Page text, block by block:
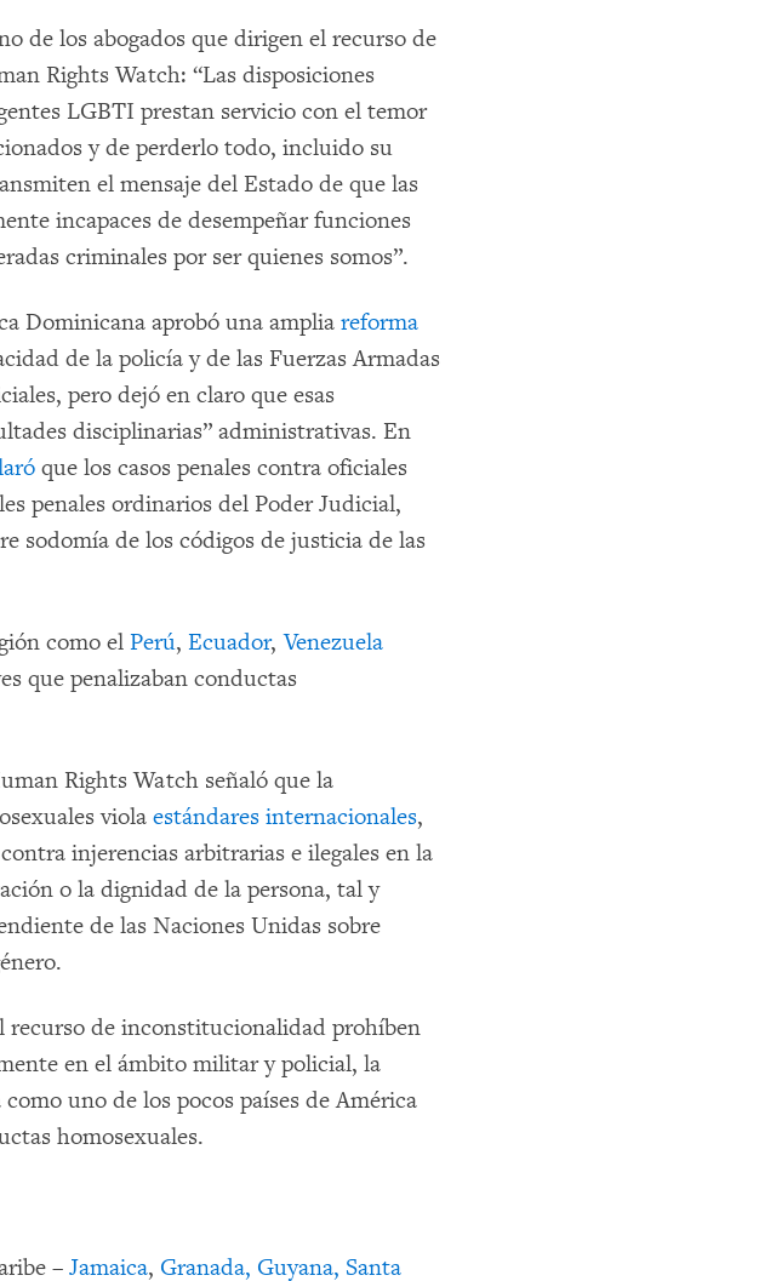
de los abogados que dirigen el recurso de
Rights Watch: “Las disposiciones
LGBTI prestan servicio con el temor
y de perderlo todo, incluido su
el mensaje del Estado de que las
incapaces de desempeñar funciones
criminales por ser quienes somos”.
Dominicana aprobó una amplia reforma
de la policía y de las Fuerzas Armadas
pero dejó en claro que esas
disciplinarias” administrativas. En
que los casos penales contra oficiales
penales ordinarios del Poder Judicial,
sodomía de los códigos de justicia de las
como el Perú, Ecuador,Venezuela
que penalizaban conductas
Rights Watch señaló que la
viola estándares internacionales,
injerencias arbitrarias e ilegales en la
o la dignidad de la persona, tal y
de las Naciones Unidas sobre
recurso de inconstitucionalidad prohíben
en el ámbito militar y policial, la
uno de los pocos países de América
homosexuales.
– Jamaica, Granada, Guyana, Santa